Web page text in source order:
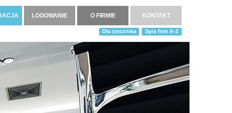
LOGOWANIE O FIRMIE KONTAKT
Spis firm A-Z
Dla rzecznika